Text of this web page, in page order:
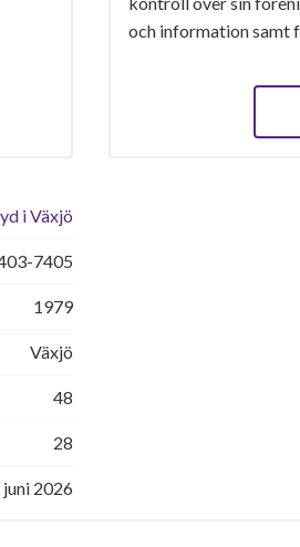
och information samt
i Växjö
7405
1979
Växjö
48
28
juni 2026